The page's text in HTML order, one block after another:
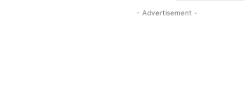
- Advertisement -